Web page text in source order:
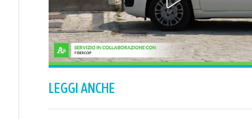
LEGGI ANCHE